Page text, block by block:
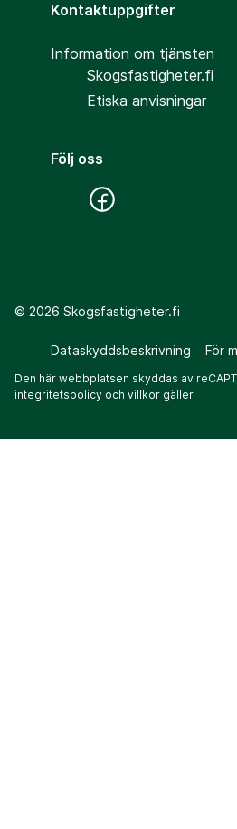
Kontaktuppgifter
Information om tjänsten
Skogsfastigheter.fi
Etiska anvisningar
Följ oss
© 2026 Skogsfastigheter.fi
Dataskyddsbeskrivning För
Den här webbplatsen skyddas av
integritetspolicy och villkor gäller.